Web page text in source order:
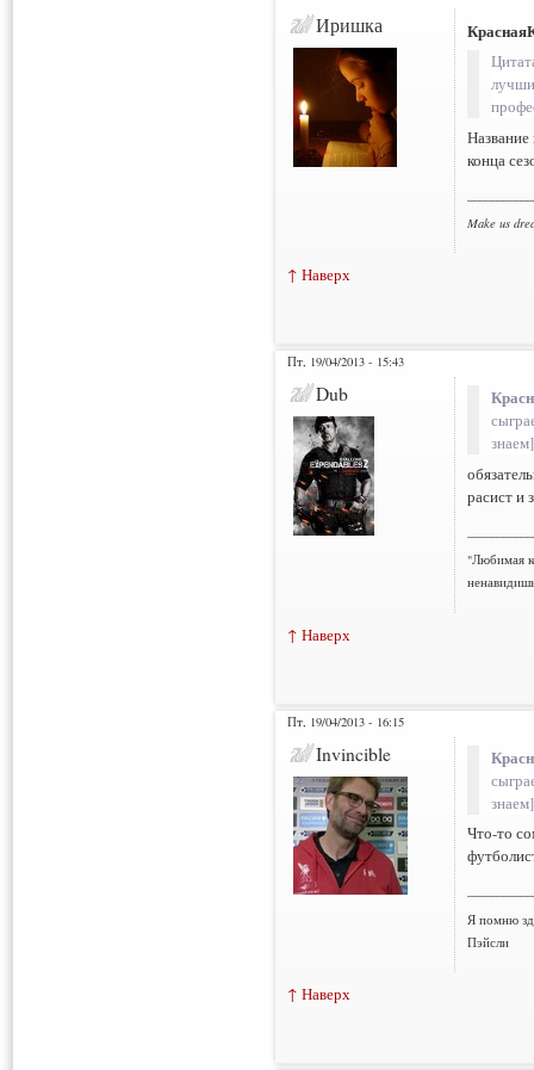
Иришка
конца
Make us
↑ Наверх
Пт, 19/04/2013 - 15:43
Dub
расист и
"Любимая
↑ Наверх
Пт, 19/04/2013 - 16:15
Invincible
Что-то
Я помню
Пэйсли
↑ Наверх